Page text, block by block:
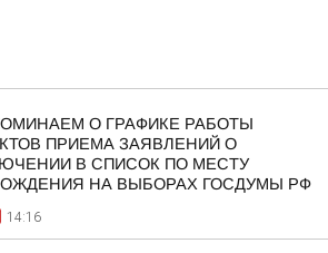
О ГРАФИКЕ РАБОТЫ
ПРИЕМА ЗАЯВЛЕНИЙ О
В СПИСОК ПО МЕСТУ
НА ВЫБОРАХ ГОСДУМЫ РФ
14:16